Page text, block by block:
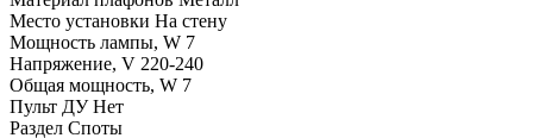
Место установки На стену
Мощность лампы, W 7
Напряжение, V 220-240
Общая мощность, W 7
Пульт ДУ Нет
Раздел Споты